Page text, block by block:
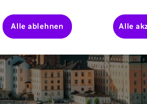
Alle
Alle ablehnen